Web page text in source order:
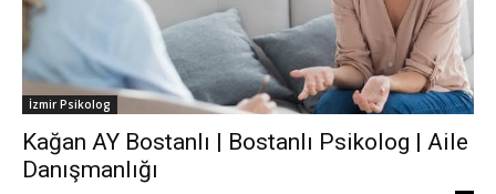
İzmir Psikolog
Kağan AY Bostanlı | Bostanlı Psikolog | Aile
Danışmanlığı